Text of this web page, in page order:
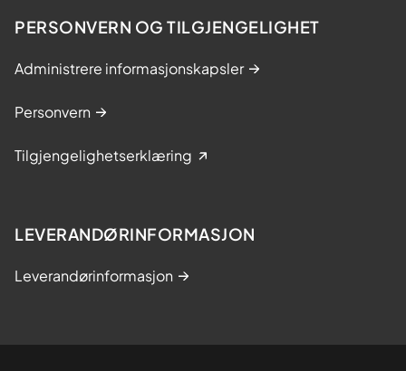
PERSONVERN OG TILGJENGELIGHET
Administrere informasjonskapsler
Personvern
Tilgjengelighetserklæring
LEVERANDØRINFORMASJON
Leverandørinformasjon